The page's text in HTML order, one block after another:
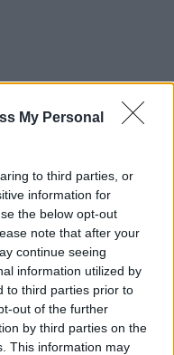
My Personal
to third parties, or
information for
the below opt-out
note that after your
continue seeing
information utilized by
to third parties prior to
out of the further
by third parties on the
This information may